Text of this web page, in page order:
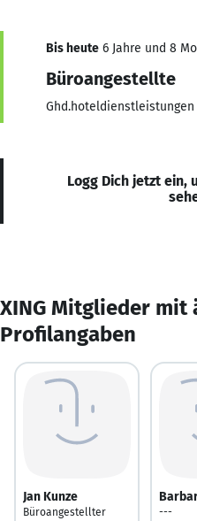
Bis heute 6 Jahre und 8
Büroangestellte
Ghd.hoteldienstleistungen
Logg Dich jetzt ein,
XING Mitglieder mit
Profilangaben
Jan Kunze
Büroangestellter
---